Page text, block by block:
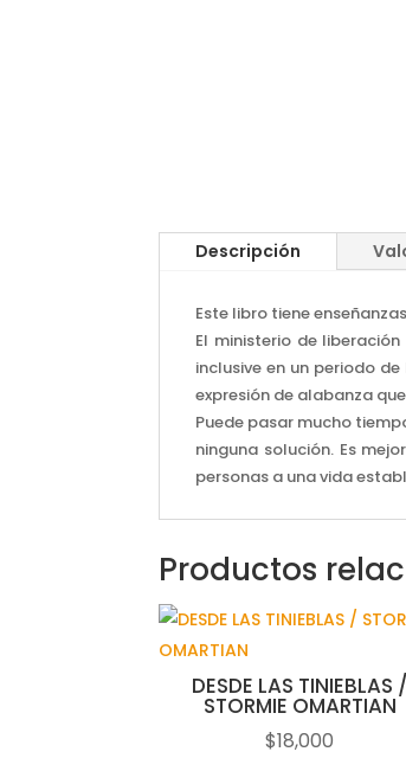
Descripción
Este libro tiene
El ministerio de
inclusive en un periodo
expresión de alabanza
Puede pasar mucho
ninguna solución. Es
personas a una vida
Productos
DESDE LAS TINIEBLAS /
STORMIE OMARTIAN
$18,000